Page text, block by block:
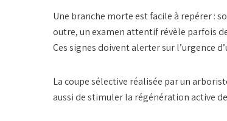
Une branche morte est facile à repérer :
outre, un examen attentif révèle parfois
Ces signes doivent alerter sur l’urgence
La coupe sélective réalisée par un
aussi de stimuler la régénération active